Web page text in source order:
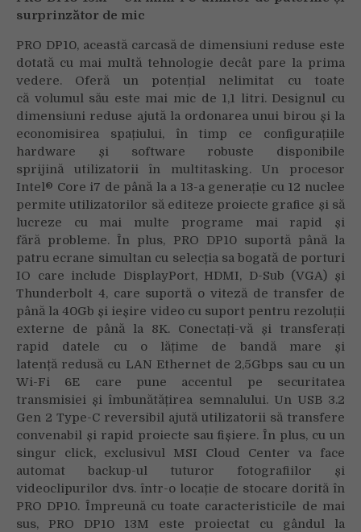
surprinzător de mic
PRO DP10, această carcasă de dimensiuni reduse este
dotată cu mai multă tehnologie decât pare la prima
vedere. Oferă un potențial nelimitat cu toate
că volumul său este mai mic de 1,1 litri. Designul cu
dimensiuni reduse ajută la ordonarea unui birou și la
economisirea spațiului, în timp ce configurațiile
hardware și software robuste disponibile
sprijină utilizatorii în multitasking. Un procesor
Intel® Core i7 de până la a 13-a generație cu 12 nuclee
permite utilizatorilor să editeze proiecte grafice și să
lucreze cu mai multe programe mai rapid și
fără probleme. În plus, PRO DP10 suportă până la
patru ecrane simultan cu selecția sa bogată de porturi
IO care include DisplayPort, HDMI, D-Sub (VGA) și
Thunderbolt 4, care suportă o viteză de transfer de
până la 40Gb și ieșire video cu suport pentru rezoluții
externe de până la 8K. Conectați-vă și transferați
rapid datele cu o lățime de bandă mare și
latență redusă cu LAN Ethernet de 2,5Gbps sau cu un
Wi-Fi 6E care pune accentul pe securitatea
transmisiei și îmbunătățirea semnalului. Un USB 3.2
Gen 2 Type-C reversibil ajută utilizatorii să transfere
convenabil și rapid proiecte sau fișiere. În plus, cu un
singur click, exclusivul MSI Cloud Center va face
automat backup-ul tuturor fotografiilor și
videoclipurilor dvs. într-o locație de stocare dorită în
PRO DP10. Împreună cu toate caracteristicile de mai
sus, PRO DP10 13M este proiectat cu gândul la